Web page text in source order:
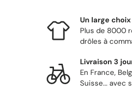
Un large choix
Plus de 8000
drôles à
Livraison 3
En France,
Suisse... avec